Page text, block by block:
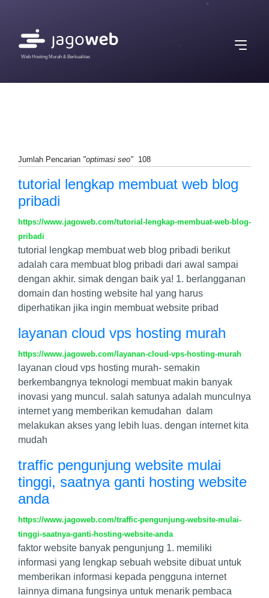
Web Hosting Murah & Berkualitas
Jumlah Pencarian "optimasi seo" 108
tutorial lengkap membuat web blog
pribadi
https://www.jagoweb.com/tutorial-lengkap-membuat-web-blog-
pribadi
tutorial lengkap membuat web blog pribadi berikut
adalah cara membuat blog pribadi dari awal sampai
dengan akhir. simak dengan baik ya! 1. berlangganan
domain dan hosting website hal yang harus
diperhatikan jika ingin membuat website pribad
layanan cloud vps hosting murah
https://www.jagoweb.com/layanan-cloud-vps-hosting-murah
layanan cloud vps hosting murah- semakin
berkembangnya teknologi membuat makin banyak
inovasi yang muncul. salah satunya adalah munculnya
internet yang memberikan kemudahan dalam
melakukan akses yang lebih luas. dengan internet kita
mudah
traffic pengunjung website mulai
tinggi, saatnya ganti hosting website
anda
https://www.jagoweb.com/traffic-pengunjung-website-mulai-
tinggi-saatnya-ganti-hosting-website-anda
faktor website banyak pengunjung 1. memiliki
informasi yang lengkap sebuah website dibuat untuk
memberikan informasi kepada pengguna internet
lainnya dimana fungsinya untuk menarik pembaca